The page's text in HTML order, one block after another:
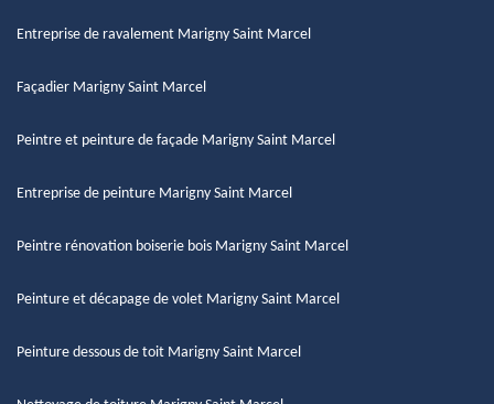
Entreprise de ravalement Marigny Saint Marcel
Façadier Marigny Saint Marcel
Peintre et peinture de façade Marigny Saint Marcel
Entreprise de peinture Marigny Saint Marcel
Peintre rénovation boiserie bois Marigny Saint Marcel
Peinture et décapage de volet Marigny Saint Marcel
Peinture dessous de toit Marigny Saint Marcel